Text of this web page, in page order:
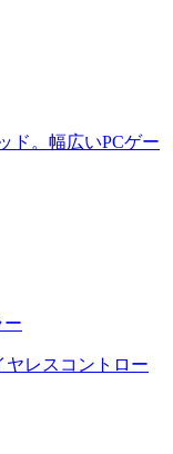
ド。幅広いPCゲー
ー
ヤレスコントロー